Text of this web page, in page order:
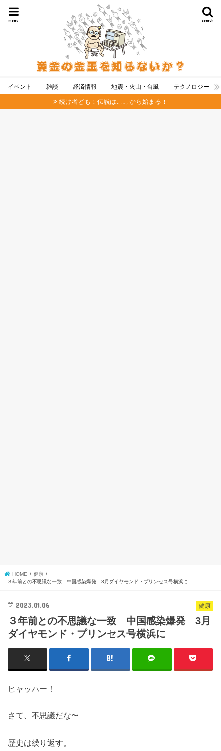
search
menu
イベント 雑談 経済情報 地震・火山・台風 テクノロジー
続け者ども！伝説はここから始まる！
HOME
健康
３年前との不思議な一致 中国感染爆発 3月ダイヤモンド・プリンセス号横浜に
健康
2023.01.06
３年前との不思議な一致 中国感染爆発 3月
ダイヤモンド・プリンセス号横浜に
ヒャッハー！
さて、不思議だな〜
歴史は繰り返す。